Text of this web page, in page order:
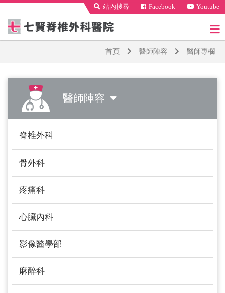
站內搜尋 Facebook Youtube
首頁 醫師陣容 醫師專欄
醫師陣容
脊椎外科
骨外科
疼痛科
心臟內科
影像醫學部
麻醉科